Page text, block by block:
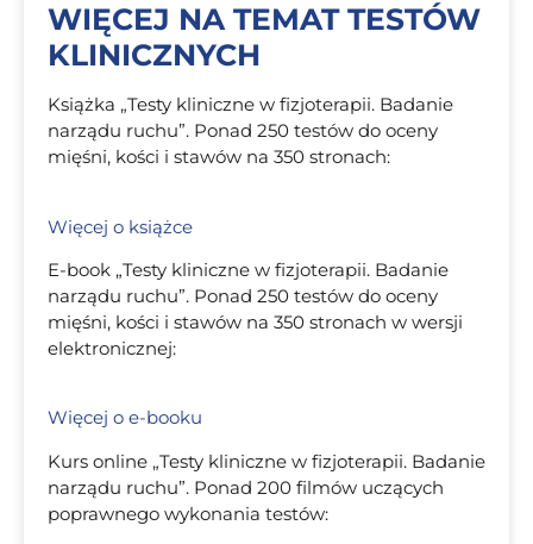
WIĘCEJ NA TEMAT TESTÓW
KLINICZNYCH
Książka „Testy kliniczne w fizjoterapii. Badanie
narządu ruchu”. Ponad 250 testów do oceny
mięśni, kości i stawów na 350 stronach:
Więcej o książce
E-book „Testy kliniczne w fizjoterapii. Badanie
narządu ruchu”. Ponad 250 testów do oceny
mięśni, kości i stawów na 350 stronach w wersji
elektronicznej:
Więcej o e-booku
Kurs online „Testy kliniczne w fizjoterapii. Badanie
narządu ruchu”. Ponad 200 filmów uczących
poprawnego wykonania testów: